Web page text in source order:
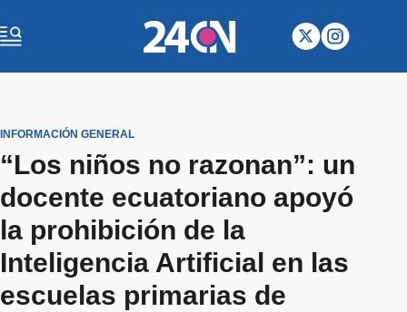
INFORMACIÓN GENERAL
“Los niños no razonan”: un
docente ecuatoriano apoyó
la prohibición de la
Inteligencia Artificial en las
escuelas primarias de